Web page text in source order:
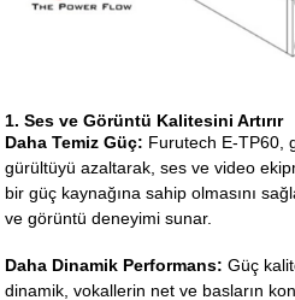
1. Ses ve Görüntü Kalitesini Artırır
Daha Temiz Güç: Furutech E-TP60,
gürültüyü azaltarak, ses ve video
bir güç kaynağına sahip olmasını
ve görüntü deneyimi sunar.
Daha Dinamik Performans: Güç
dinamik, vokallerin net ve basların